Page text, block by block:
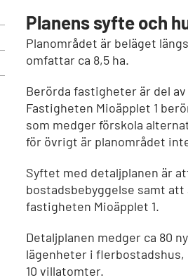
Planens syfte och
Planområdet är beläget
omfattar ca 8,5 ha.
Berörda fastigheter är del av
Fastigheten Mioäpplet 1
som medger förskola
för övrigt är planområdet
Syftet med detaljplanen är
bostadsbebyggelse samt att
fastigheten Mioäpplet 1.
Detaljplanen medger ca 80
lägenheter i flerbostadshus,
10 villatomter.